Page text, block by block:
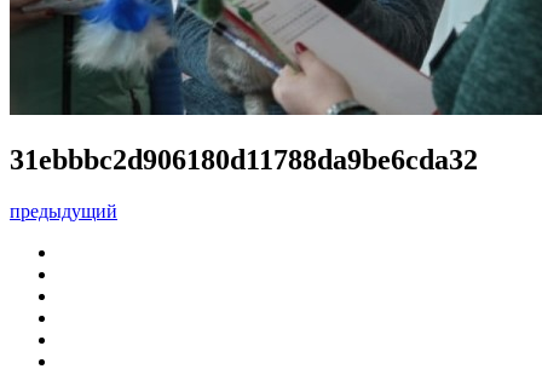
31ebbbc2d906180d11788da9be6cda32
предыдущий